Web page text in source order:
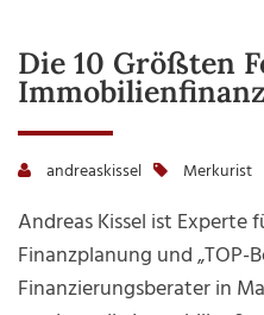
Die 10 Größten
andreaskissel Merkurist
Andreas Kissel ist Experte
Finanzplanung und „TOP-
Finanzierungsberater in